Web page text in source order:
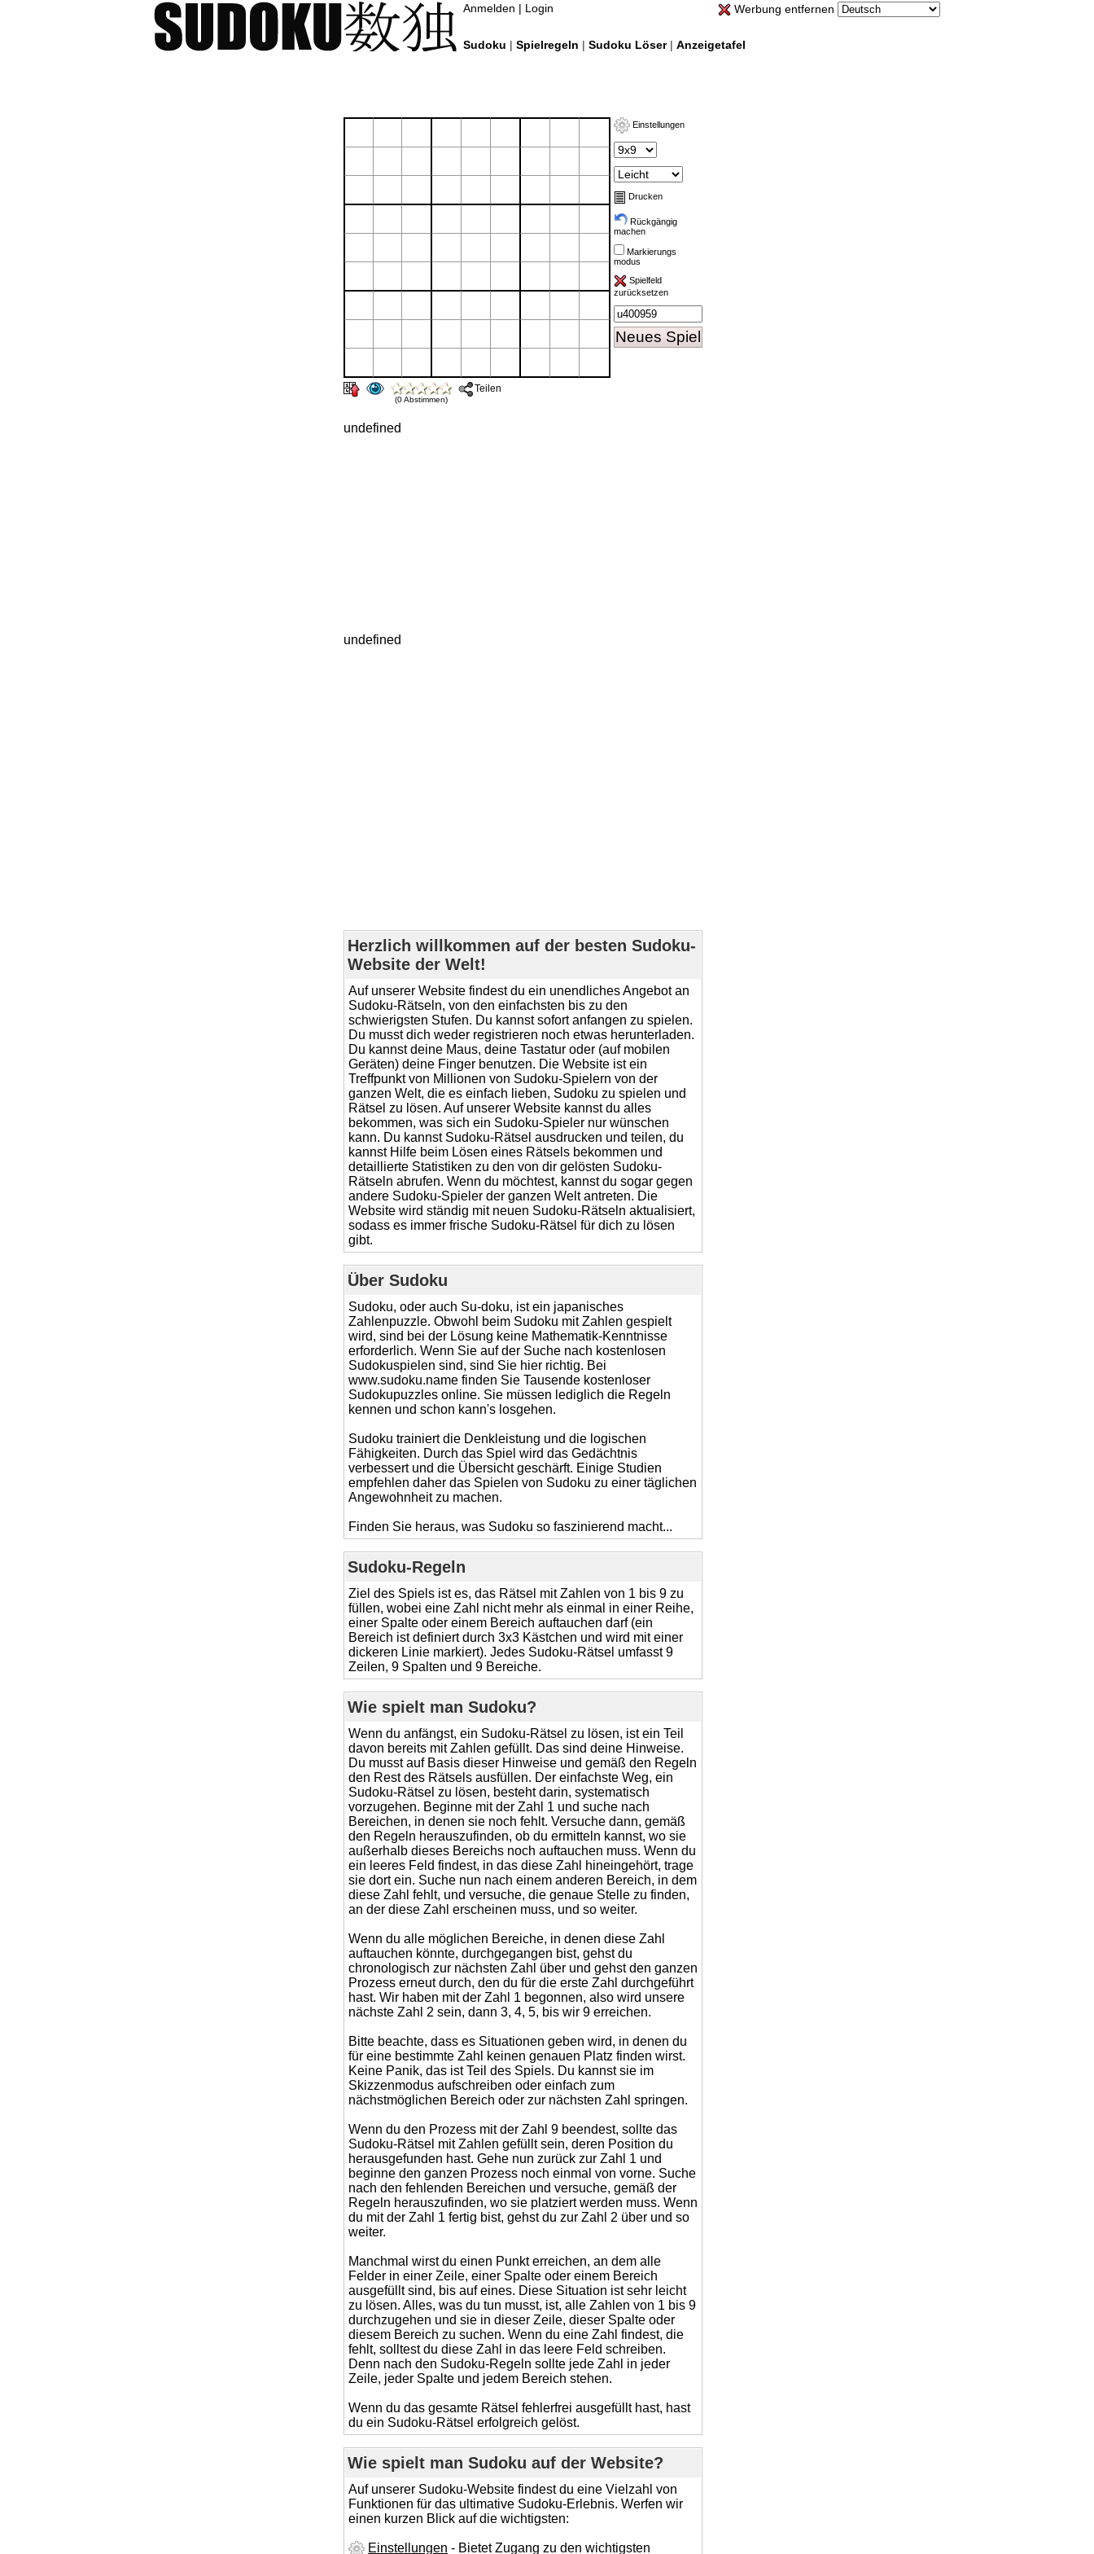
Werbung entfernen
Anmelden | Login
Sudoku | Spielregeln | Sudoku Löser| Anzeigetafel
(0 Abstimmen)
Teilen
Einstellungen
Drucken
Rückgängig
machen
Markierungs
modus
Spielfeld
zurücksetzen
Neues Spiel
undefined
undefined
Herzlich willkommen auf der besten Sudoku-
Website der Welt!
Auf unserer Website findest du ein unendliches Angebot an
Sudoku-Rätseln, von den einfachsten bis zu den
schwierigsten Stufen. Du kannst sofort anfangen zu spielen.
Du musst dich weder registrieren noch etwas herunterladen.
Du kannst deine Maus, deine Tastatur oder (auf mobilen
Geräten) deine Finger benutzen. Die Website ist ein
Treffpunkt von Millionen von Sudoku-Spielern von der
ganzen Welt, die es einfach lieben, Sudoku zu spielen und
Rätsel zu lösen. Auf unserer Website kannst du alles
bekommen, was sich ein Sudoku-Spieler nur wünschen
kann. Du kannst Sudoku-Rätsel ausdrucken und teilen, du
kannst Hilfe beim Lösen eines Rätsels bekommen und
detaillierte Statistiken zu den von dir gelösten Sudoku-
Rätseln abrufen. Wenn du möchtest, kannst du sogar gegen
andere Sudoku-Spieler der ganzen Welt antreten. Die
Website wird ständig mit neuen Sudoku-Rätseln aktualisiert,
sodass es immer frische Sudoku-Rätsel für dich zu lösen
gibt.
Über Sudoku
Sudoku, oder auch Su-doku, ist ein japanisches
Zahlenpuzzle. Obwohl beim Sudoku mit Zahlen gespielt
wird, sind bei der Lösung keine Mathematik-Kenntnisse
erforderlich. Wenn Sie auf der Suche nach kostenlosen
Sudokuspielen sind, sind Sie hier richtig. Bei
www.sudoku.name finden Sie Tausende kostenloser
Sudokupuzzles online. Sie müssen lediglich die Regeln
kennen und schon kann's losgehen.
Sudoku trainiert die Denkleistung und die logischen
Fähigkeiten. Durch das Spiel wird das Gedächtnis
verbessert und die Übersicht geschärft. Einige Studien
empfehlen daher das Spielen von Sudoku zu einer täglichen
Angewohnheit zu machen.
Finden Sie heraus, was Sudoku so faszinierend macht...
Sudoku-Regeln
Ziel des Spiels ist es, das Rätsel mit Zahlen von 1 bis 9 zu
füllen, wobei eine Zahl nicht mehr als einmal in einer Reihe,
einer Spalte oder einem Bereich auftauchen darf (ein
Bereich ist definiert durch 3x3 Kästchen und wird mit einer
dickeren Linie markiert). Jedes Sudoku-Rätsel umfasst 9
Zeilen, 9 Spalten und 9 Bereiche.
Wie spielt man Sudoku?
Wenn du anfängst, ein Sudoku-Rätsel zu lösen, ist ein Teil
davon bereits mit Zahlen gefüllt. Das sind deine Hinweise.
Du musst auf Basis dieser Hinweise und gemäß den Regeln
den Rest des Rätsels ausfüllen. Der einfachste Weg, ein
Sudoku-Rätsel zu lösen, besteht darin, systematisch
vorzugehen. Beginne mit der Zahl 1 und suche nach
Bereichen, in denen sie noch fehlt. Versuche dann, gemäß
den Regeln herauszufinden, ob du ermitteln kannst, wo sie
außerhalb dieses Bereichs noch auftauchen muss. Wenn du
ein leeres Feld findest, in das diese Zahl hineingehört, trage
sie dort ein. Suche nun nach einem anderen Bereich, in dem
diese Zahl fehlt, und versuche, die genaue Stelle zu finden,
an der diese Zahl erscheinen muss, und so weiter.
Wenn du alle möglichen Bereiche, in denen diese Zahl
auftauchen könnte, durchgegangen bist, gehst du
chronologisch zur nächsten Zahl über und gehst den ganzen
Prozess erneut durch, den du für die erste Zahl durchgeführt
hast. Wir haben mit der Zahl 1 begonnen, also wird unsere
nächste Zahl 2 sein, dann 3, 4, 5, bis wir 9 erreichen.
Bitte beachte, dass es Situationen geben wird, in denen du
für eine bestimmte Zahl keinen genauen Platz finden wirst.
Keine Panik, das ist Teil des Spiels. Du kannst sie im
Skizzenmodus aufschreiben oder einfach zum
nächstmöglichen Bereich oder zur nächsten Zahl springen.
Wenn du den Prozess mit der Zahl 9 beendest, sollte das
Sudoku-Rätsel mit Zahlen gefüllt sein, deren Position du
herausgefunden hast. Gehe nun zurück zur Zahl 1 und
beginne den ganzen Prozess noch einmal von vorne. Suche
nach den fehlenden Bereichen und versuche, gemäß der
Regeln herauszufinden, wo sie platziert werden muss. Wenn
du mit der Zahl 1 fertig bist, gehst du zur Zahl 2 über und so
weiter.
Manchmal wirst du einen Punkt erreichen, an dem alle
Felder in einer Zeile, einer Spalte oder einem Bereich
ausgefüllt sind, bis auf eines. Diese Situation ist sehr leicht
zu lösen. Alles, was du tun musst, ist, alle Zahlen von 1 bis 9
durchzugehen und sie in dieser Zeile, dieser Spalte oder
diesem Bereich zu suchen. Wenn du eine Zahl findest, die
fehlt, solltest du diese Zahl in das leere Feld schreiben.
Denn nach den Sudoku-Regeln sollte jede Zahl in jeder
Zeile, jeder Spalte und jedem Bereich stehen.
Wenn du das gesamte Rätsel fehlerfrei ausgefüllt hast, hast
du ein Sudoku-Rätsel erfolgreich gelöst.
Wie spielt man Sudoku auf der Website?
Auf unserer Sudoku-Website findest du eine Vielzahl von
Funktionen für das ultimative Sudoku-Erlebnis. Werfen wir
einen kurzen Blick auf die wichtigsten:
Einstellungen - Bietet Zugang zu den wichtigsten